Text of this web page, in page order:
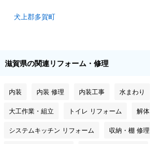
犬上郡多賀町
滋賀県の関連リフォーム・修理
内装 内装 修理 内装工事 水まわり
大工作業・組立 トイレ リフォーム 解体
システムキッチン リフォーム 収納・棚 修理